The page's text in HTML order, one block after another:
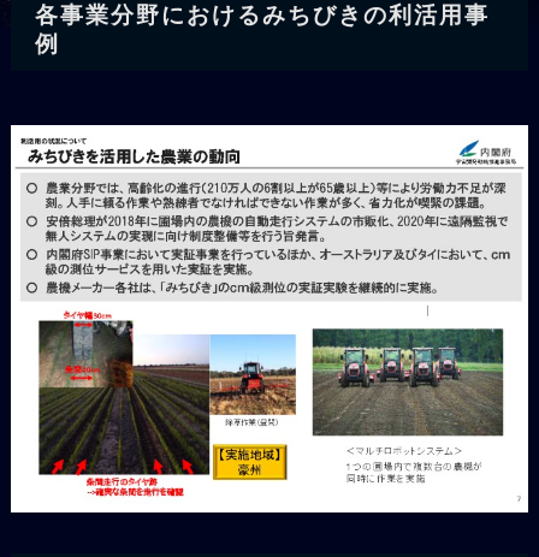
各事業分野におけるみちびきの利活用事
例